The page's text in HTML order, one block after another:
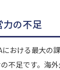
の不足
おける最大の
不足です。 海